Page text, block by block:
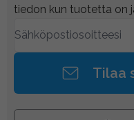
tiedon kun tuotetta on
Tilaa